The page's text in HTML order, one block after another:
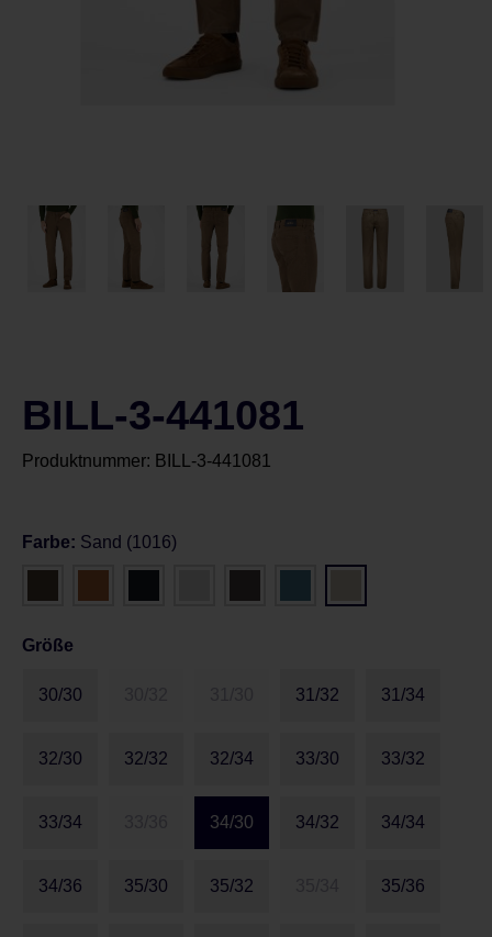
BILL-3-441081
Produktnummer: BILL-3-441081
Farbe: Sand (1016)
Größe
30/30 31/32 31/34
32/30 32/32 32/34 33/30 33/32
33/34 34/30 34/32 34/34
34/36 35/30 35/32 35/36